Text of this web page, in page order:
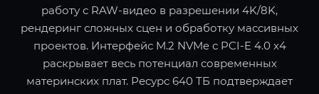
работу с RAW-видео в разрешении 4K/8K,
рендеринг сложных сцен и обработку массивных
проектов. Интерфейс M.2 NVMe с PCI-E 4.0 x4
раскрывает весь потенциал современных
материнских плат. Ресурс 640 ТБ подтверждает